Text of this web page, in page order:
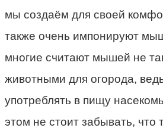
мы создаём для своей
также очень импонируют
многие считают мышей не
животными для огорода,
употреблять в пищу
этом не стоит забывать, что